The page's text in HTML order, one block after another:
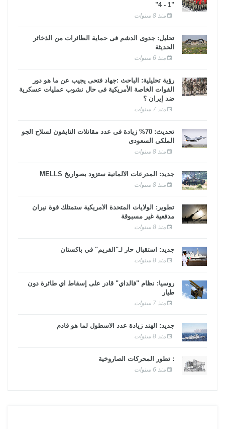
"1 - 4"
منذ 8 سنوات
تحليل: جدوى الدشم فى حماية الطائرات من الذخائر
الحديثة
منذ 6 سنوات
رؤية تحليلية: الباحث :جهاد فتحى يجيب عن ما هو دور
القوات الخاصة الأمريكية فى حال نشوب عمليات عسكرية
ضد إيران ؟
منذ 7 سنوات
تحديث: 70% زيادة فى عدد مقاتلات التايفون لسلاح الجو
الملكى السعودى
منذ 8 سنوات
جديد: المدرعات الألمانية ستزود بصواريخ MELLS
منذ 8 سنوات
تطوير: الولايات المتحدة الأمريكية ستمتلك قوة نيران
مدفعية غير مسبوقة
منذ 8 سنوات
جديد: استقبال حار لـ"الفريم" في باكستان
منذ 8 سنوات
روسيا: نظام "فالداي" قادر على إسقاط أي طائرة دون
طيار
منذ 7 سنوات
جديد: الهند زيادة عدد الأسطول لما هو قادم
منذ 8 سنوات
: تطور المحركات الصاروخية
منذ 6 سنوات